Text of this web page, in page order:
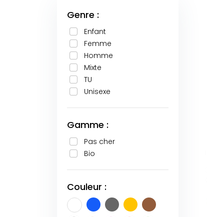
Genre :
Enfant
Femme
Homme
Mixte
TU
Unisexe
Gamme :
Pas cher
Bio
Couleur :